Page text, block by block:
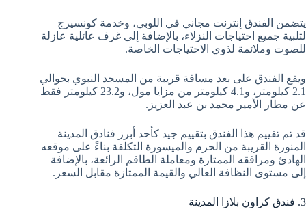
يتضمن الفندق إنترنت مجاني في اللوبي، وخدمة كونسيرج
لتلبية جميع احتياجات النزلاء، بالإضافة إلى غرف عائلية عازلة
للصوت وملائمة لذوي الاحتياجات الخاصة.
ويقع الفندق على بعد مسافة قريبة من المسجد النبوي بحوالي
2.1 كيلومتر، و4.1 كيلومتر من مزايا مول، و23.2 كيلومتر فقط
عن مطار الأمير محمد بن عبد العزيز.
قد تم تقييم هذا الفندق بتقييم جيد كأحد أبرز فنادق المدينة
المنورة القريبة من الحرم والميسورة التكلفة بناءً على موقعه
الهادئ ومرافقه الممتازة ومعاملة الطاقم الرائعة، بالإضافة
إلى مستوى النظافة العالي والقيمة الممتازة مقابل السعر.
3. فندق كراون بلازا المدينة